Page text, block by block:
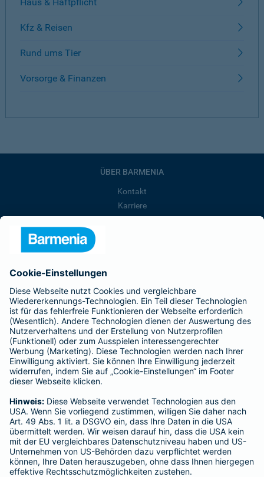
Kfz & Reisen
Rund ums Tier
Vorsorge & Finanzen
ÜBER BARMENIA
Kontakt
Karriere
Barmenia ist Teil der BarmeniaGothaer
BELIEBTE SEITEN
Kranken-Zusatzversicherung
Tierversicherungen
Haftpflichtversicherung
Hausratversicherung
Adresse ändern
Schaden melden
Kilometerstandsmeldung
Serviceübersicht